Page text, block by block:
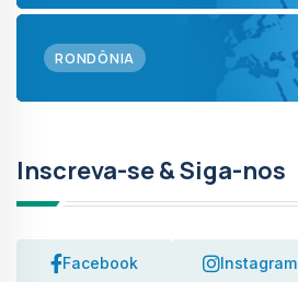
RONDÔNIA
Inscreva-se & Siga-nos
Facebook Instagram